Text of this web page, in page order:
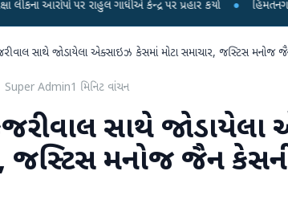
પર રાહુલ ગાંધીએ કેન્દ્ર પર પ્રહાર કર્યા ● હિંમતનગરમાં રહસ્યમય
સાથે જોડાયેલા એક્સાઇઝ કેસમાં મોટા સમાચાર, જસ્ટિસ મનોજ
Super Admin1 મિનિટ વાંચન
સાથે જોડાયેલા
જસ્ટિસ મનોજ જૈન